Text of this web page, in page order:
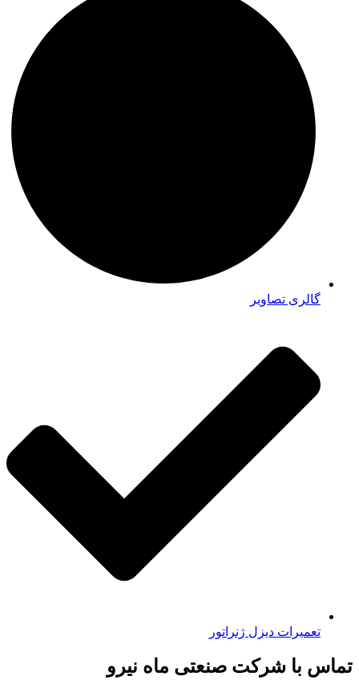
گالری تصاویر
تعمیرات دیزل ژنراتور
تماس با شرکت صنعتی ماه نیرو